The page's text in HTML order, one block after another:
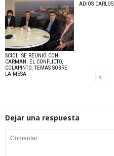
SCIOLI SE REUNIÓ CON
CARMAN. EL CONFLICTO,
COLAPINTO, TEMAS SOBRE
LA MESA
ADIÓS CARLOS
Dejar una respuesta